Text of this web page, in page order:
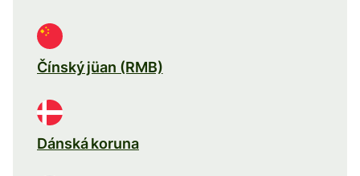
Čínský jüan (RMB)
Dánská koruna